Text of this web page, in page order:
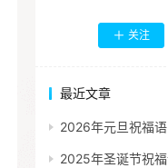
关注
最近文章
2026年元旦祝福
2025年圣诞节祝